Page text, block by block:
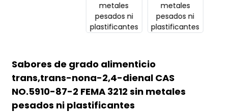
Sabores de grado alimenticio
trans,trans-nona-2,4-dienal CAS
NO.5910-87-2 FEMA 3212 sin metales
pesados ​​ni plastificantes